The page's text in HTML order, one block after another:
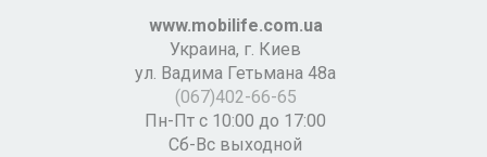
www.mobilife.com.ua
Украина, г. Киев
ул. Вадима Гетьмана 48а
(067)402-66-65
Пн-Пт с 10:00 до 17:00
Сб-Вс выходной